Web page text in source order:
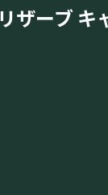
ザーブ キ